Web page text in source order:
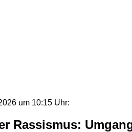
um 10:15 Uhr:
Rassismus: